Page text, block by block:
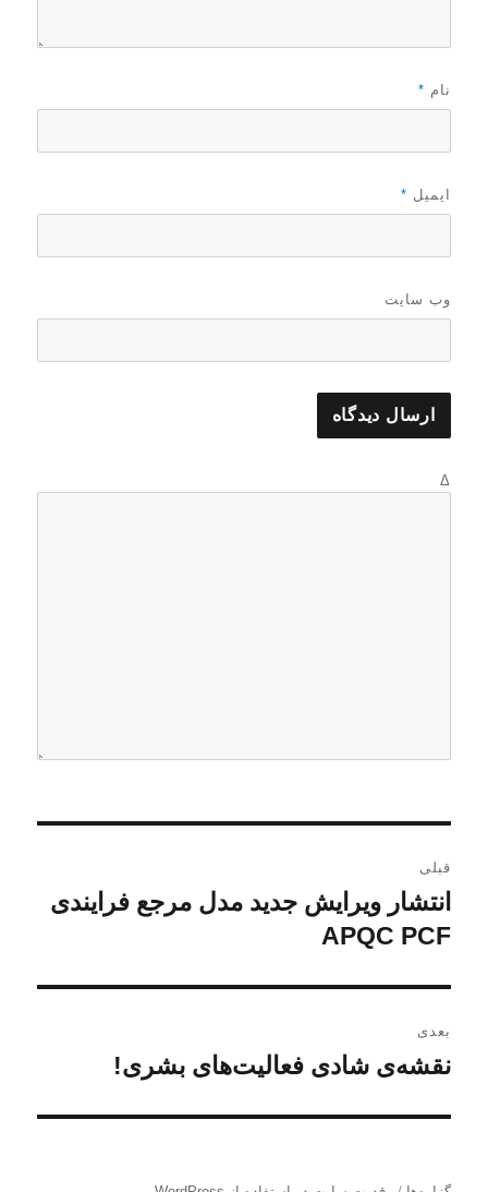
نام *
ایمیل *
وب‌ سایت
Δ
ا
ه
ب
ر
ی
ن
قبلی
و
ت
ل
انتشار ویرایش جدید مدل مرجع فرایندی
APQC PCF
بعدی
ن
ش
ه
نقشه‌ی شادی فعالیت‌های بشری!